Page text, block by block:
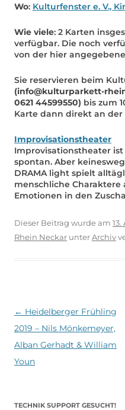
Wo: Kulturfenster e. V.,
Wie viele: 2 Karten
verfügbar. Die noch
von der hier
Sie reservieren beim
(info@kulturparkett-
0621 44599550) bis zum
Karte dann direkt an der
Improvisationstheater
Improvisationstheater
spontan. Aber
DRAMA light spielt
menschliche
Emotionen in den
Dieser Beitrag wurde am 13.
Rhein Neckar unterArchiv
Beitragsnavigation
← Heidelberger Frühling
2019 – Nils Mönkemeyer,
Alban Gerhadt & William
Youn
TECHNIK SUPPORT GESUCHT!